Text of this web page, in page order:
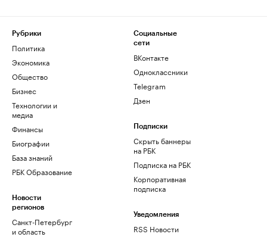
Рубрики
Политика
Экономика
Общество
Бизнес
Технологии и
медиа
Финансы
Биографии
База знаний
РБК Образование
Новости
регионов
Санкт-Петербург
и область
Социальные
сети
ВКонтакте
Одноклассники
Telegram
Дзен
Подписки
Скрыть баннеры
на РБК
Подписка на РБК
Корпоративная
подписка
Уведомления
RSS Новости